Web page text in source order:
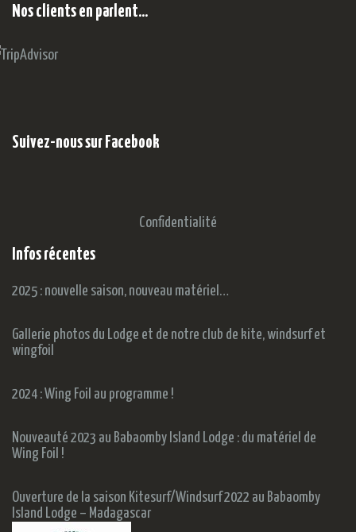
Nos clients en parlent…
Suivez-nous sur Facebook
Confidentialité
Infos récentes
2025 : nouvelle saison, nouveau matériel…
Gallerie photos du Lodge et de notre club de kite, windsurf et
wingfoil
2024 : Wing Foil au programme !
Nouveauté 2023 au Babaomby Island Lodge : du matériel de
Wing Foil !
Ouverture de la saison Kitesurf/Windsurf 2022 au Babaomby
Island Lodge – Madagascar